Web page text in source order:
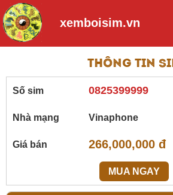
xemboisim.vn
Thông tin
Số sim 0825399999
Nhà mạng Vinaphone
Giá bán 266,000,000 đ
MUA NGAY